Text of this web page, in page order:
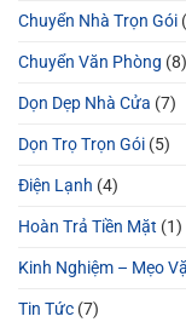
Chuyển Nhà Trọn Gói
Chuyển Văn Phòng (8)
Dọn Dẹp Nhà Cửa (7)
Dọn Trọ Trọn Gói (5)
Điện Lạnh (4)
Hoàn Trả Tiền Mặt (1)
Kinh Nghiệm – Mẹo
Tin Tức (7)